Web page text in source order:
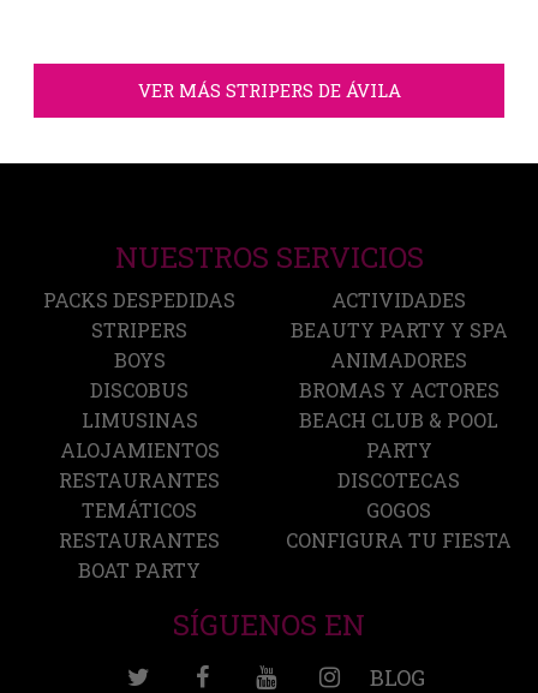
VER MÁS STRIPERS DE ÁVILA
NUESTROS SERVICIOS
PACKS DESPEDIDAS
STRIPERS
BOYS
DISCOBUS
LIMUSINAS
ALOJAMIENTOS
RESTAURANTES
TEMÁTICOS
RESTAURANTES
BOAT PARTY
ACTIVIDADES
BEAUTY PARTY Y SPA
ANIMADORES
BROMAS Y ACTORES
BEACH CLUB & POOL
PARTY
DISCOTECAS
GOGOS
CONFIGURA TU FIESTA
SÍGUENOS EN
BLOG